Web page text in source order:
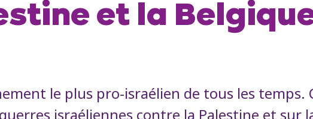
et la
le plus pro-israélien de tous les temps.
israéliennes contre la Palestine et sur